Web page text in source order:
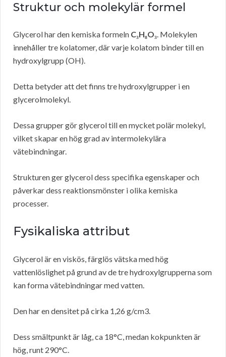
Struktur och molekylär formel
Glycerol har den kemiska formeln C₃H₈O₃. Molekylen
innehåller tre kolatomer, där varje kolatom binder till en
hydroxylgrupp (OH).
Detta betyder att det finns tre hydroxylgrupper i en
glycerolmolekyl.
Dessa grupper gör glycerol till en mycket polär molekyl,
vilket skapar en hög grad av intermolekylära
vätebindningar.
Strukturen ger glycerol dess specifika egenskaper och
påverkar dess reaktionsmönster i olika kemiska
processer.
Fysikaliska attribut
Glycerol är en viskös, färglös vätska med hög
vattenlöslighet på grund av de tre hydroxylgrupperna som
kan forma vätebindningar med vatten.
Den har en densitet på cirka 1,26 g/cm3.
Dess smältpunkt är låg, ca 18°C, medan kokpunkten är
hög, runt 290°C.